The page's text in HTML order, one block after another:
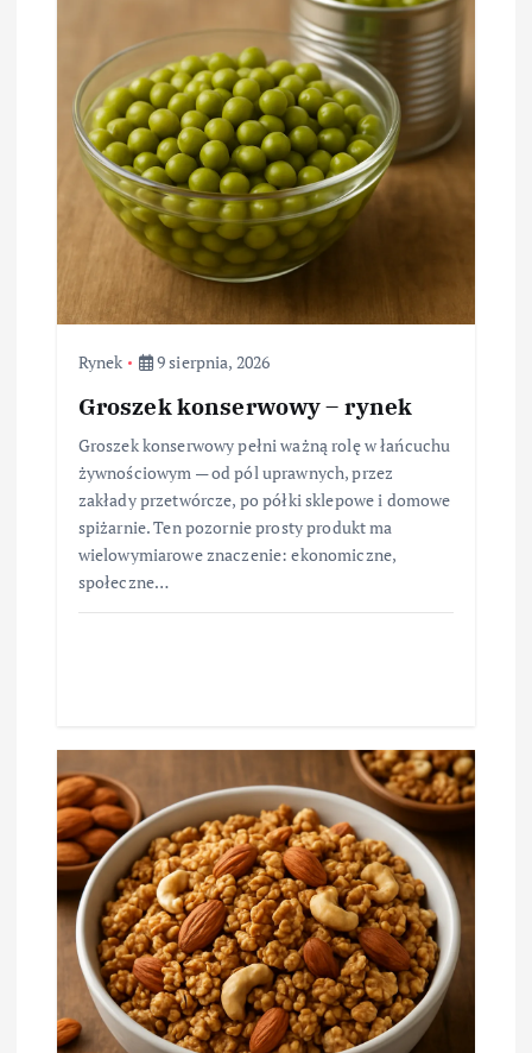
Rynek 9 sierpnia, 2026
Groszek konserwowy – rynek
Groszek konserwowy pełni ważną rolę w łańcuchu
żywnościowym — od pól uprawnych, przez
zakłady przetwórcze, po półki sklepowe i domowe
spiżarnie. Ten pozornie prosty produkt ma
wielowymiarowe znaczenie: ekonomiczne,
społeczne…